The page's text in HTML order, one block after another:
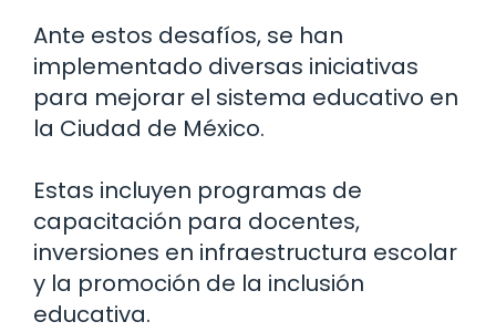
Ante estos desafíos, se han
implementado diversas iniciativas
para mejorar el sistema educativo en
la Ciudad de México.
Estas incluyen programas de
capacitación para docentes,
inversiones en infraestructura escolar
y la promoción de la inclusión
educativa.